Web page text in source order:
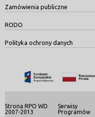
Zamówienia publiczne
RODO
Polityka ochrony danych
Strona RPO WD
2007-2013
Serwisy
Programów